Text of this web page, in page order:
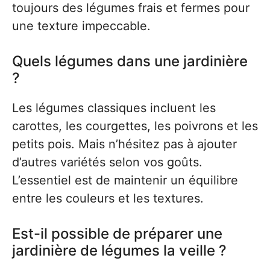
toujours des légumes frais et fermes pour
une texture impeccable.
Quels légumes dans une jardinière
?
Les légumes classiques incluent les
carottes, les courgettes, les poivrons et les
petits pois. Mais n’hésitez pas à ajouter
d’autres variétés selon vos goûts.
L’essentiel est de maintenir un équilibre
entre les couleurs et les textures.
Est-il possible de préparer une
jardinière de légumes la veille ?